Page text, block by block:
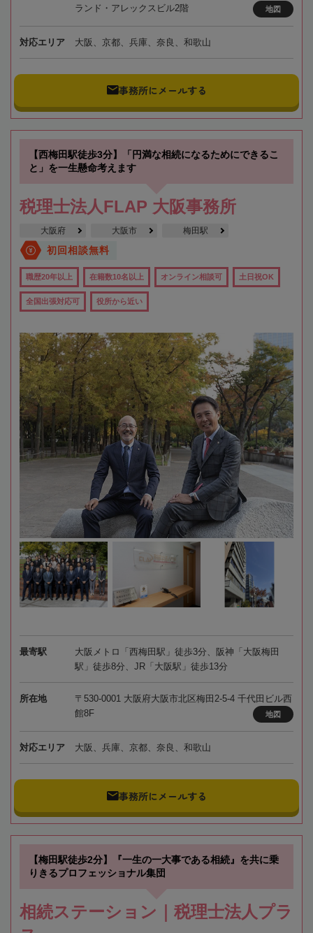
ランド・アレックスビル2階
地図
対応エリア 大阪、京都、兵庫、奈良、和歌山
事務所にメールする
【西梅田駅徒歩3分】「円満な相続になるためにできるこ
と」を一生懸命考えます
税理士法人FLAP 大阪事務所
大阪府 大阪市 梅田駅
初回相談無料
職歴20年以上 在籍数10名以上 オンライン相談可 土日祝OK
全国出張対応可 役所から近い
最寄駅
大阪メトロ「西梅田駅」徒歩3分、阪神「大阪梅田
駅」徒歩8分、JR「大阪駅」徒歩13分
所在地
〒530-0001 大阪府大阪市北区梅田2-5-4 千代田ビル西
館8F
地図
対応エリア 大阪、兵庫、京都、奈良、和歌山
事務所にメールする
【梅田駅徒歩2分】『一生の一大事である相続』を共に乗
りきるプロフェッショナル集団
相続ステーション｜税理士法人プラ